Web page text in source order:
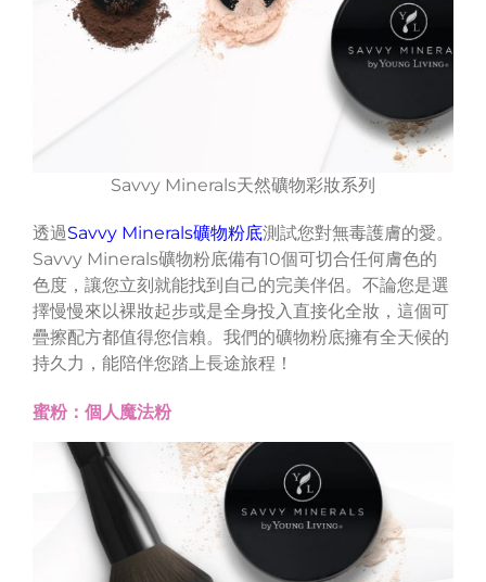
Savvy Minerals天然礦物彩妝系列
透過Savvy Minerals礦物粉底測試您對無毒護膚的愛。
Savvy Minerals礦物粉底備有10個可切合任何膚色的
色度，讓您立刻就能找到自己的完美伴侶。不論您是選
擇慢慢來以裸妝起步或是全身投入直接化全妝，這個可
疊擦配方都值得您信賴。我們的礦物粉底擁有全天候的
持久力，能陪伴您踏上長途旅程！
蜜粉：個人魔法粉